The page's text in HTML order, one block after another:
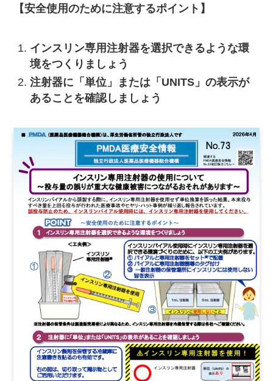
【安全使用のために注意するポイント】
インスリン専用注射器を選択できるような環
境をつくりましょう
注射器に「単位」または「 UNITS 」の表示が
あることを確認しましょう